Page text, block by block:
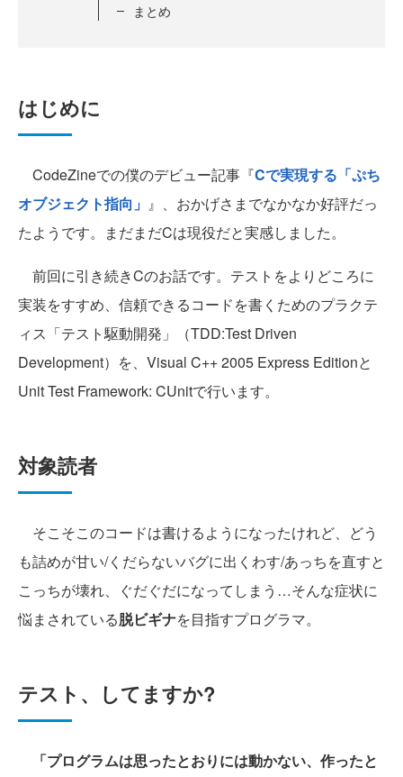
まとめ
はじめに
CodeZineでの僕のデビュー記事『Cで実現する「ぷち
オブジェクト指向」 』、おかげさまでなかなか好評だっ
たようです。まだまだCは現役だと実感しました。
前回に引き続きCのお話です。テストをよりどころに
実装をすすめ、信頼できるコードを書くためのプラクテ
ィス「テスト駆動開発」（TDD:Test Driven
Development）を、Visual C++ 2005 Express Editionと
Unit Test Framework: CUnitで行います。
対象読者
そこそこのコードは書けるようになったけれど、どう
も詰めが甘い/くだらないバグに出くわす/あっちを直すと
こっちが壊れ、ぐだぐだになってしまう…そんな症状に
悩まされている脱ビギナを目指すプログラマ。
テスト、してますか?
「プログラムは思ったとおりには動かない、作ったと